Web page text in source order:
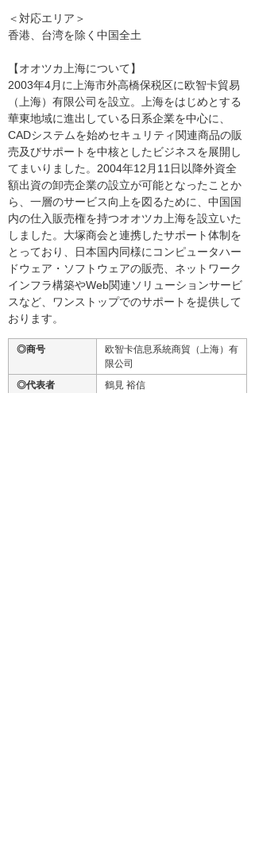
＜対応エリア＞
香港、台湾を除く中国全土
【オオツカ上海について】
2003年4月に上海市外高橋保税区に欧智卡貿易
（上海）有限公司を設立。上海をはじめとする
華東地域に進出している日系企業を中心に、
CADシステムを始めセキュリティ関連商品の販
売及びサポートを中核としたビジネスを展開し
てまいりました。2004年12月11日以降外資全
額出資の卸売企業の設立が可能となったことか
ら、一層のサービス向上を図るために、中国国
内の仕入販売権を持つオオツカ上海を設立いた
しました。大塚商会と連携したサポート体制を
とっており、日本国内同様にコンピュータハー
ドウェア・ソフトウェアの販売、ネットワーク
インフラ構築やWeb関連ソリューションサービ
スなど、ワンストップでのサポートを提供して
おります。
◎商号
欧智卡信息系統商貿（上海）有
限公司
◎代表者
鶴見 裕信